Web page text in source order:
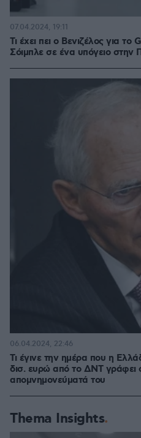
Τι έχει πει ο Βενιζέλος για τo
Σόιμπλε σε ένα υπόγειο στην
07.04.2024, 19:11
Τι έγινε την ημέρα που η
δισ. ευρώ από το ΔΝΤ γράφει
απομνημονεύματά του
06.04.2024, 22:46
Thema Insights